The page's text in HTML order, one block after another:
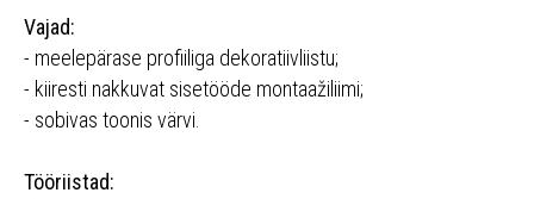
Vajad:
- meelepärase profiiliga dekoratiivliistu;
- kiiresti nakkuvat sisetööde montaažiliimi;
- sobivas toonis värvi.
Tööriistad: